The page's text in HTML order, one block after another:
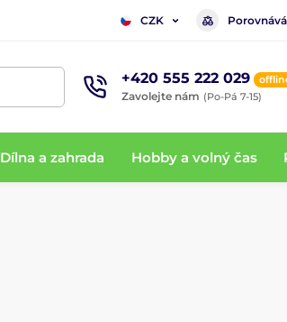
CZK
+420 555 222 029
Zavolejte nám (Po-Pá 7-15)
Dílna a zahrada Hobby a volný čas